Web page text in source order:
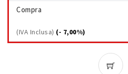
Compra
(IVA Inclusa) (- 7,00%)